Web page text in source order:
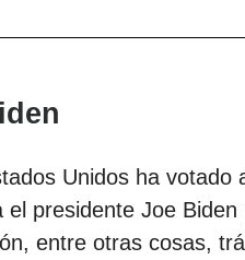
Unidos ha votado
presidente Joe Biden
entre otras cosas,